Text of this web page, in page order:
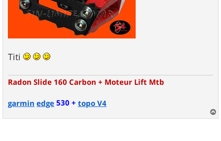
Titi
Radon Slide 160 Carbon + Moteur Lift Mtb
garmin edge530 + topo V4
a